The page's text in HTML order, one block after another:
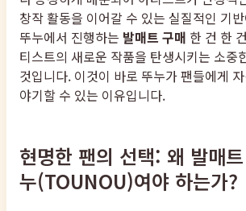
창작 활동을 이어갈 수 있는 실질적인 기
뚜누에서 진행하는 발매트 구매 한 건 한
티스트의 새로운 작품을 탄생시키는 소중
것입니다. 이것이 바로 뚜누가 팬들에게
야기할 수 있는 이유입니다.
현명한 팬의 선택: 왜 발매
누(TOUNOU)여야 하는가?